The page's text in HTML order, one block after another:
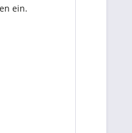
ein.